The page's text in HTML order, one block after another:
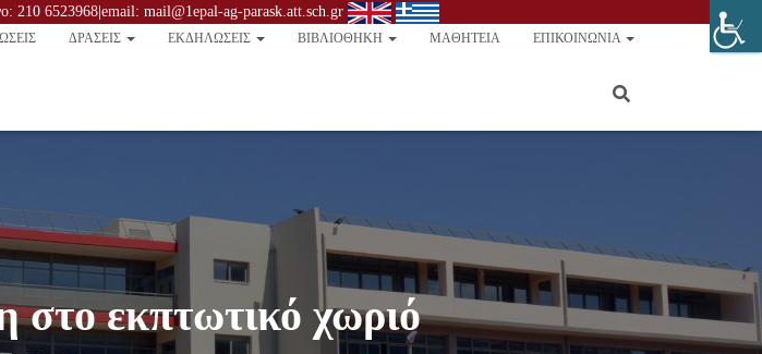
210 6523968|email: mail@1epal-ag-parask.att.sch.gr
ΔΡΑΣΕΙΣ ΕΚΔΗΛΩΣΕΙΣ ΒΙΒΛΙΟΘΉΚΗ ΜΑΘΗΤΕΊΑ ΕΠΙΚΟΙΝΩΝΊΑ
στο εκπτωτικό χωριό